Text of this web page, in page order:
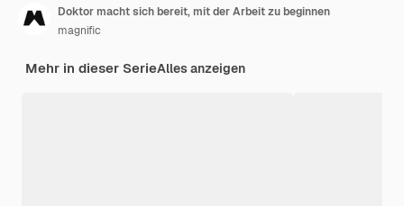
Doktor macht sich bereit, mit der Arbeit zu beginnen
magnific
Mehr in dieser SerieAlles anzeigen